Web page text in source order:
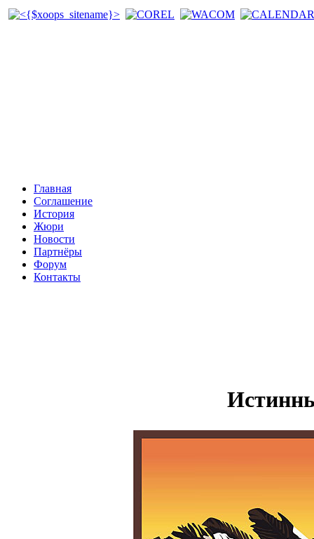
Главная
Соглашение
История
Жюри
Новости
Партнёры
Форум
Контакты